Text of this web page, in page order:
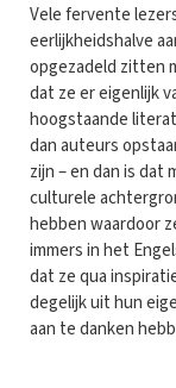
Vele fervente
eerlijkheidshalve
opgezadeld zitten
dat ze er eigenlijk
hoogstaande
dan auteurs
zijn – en dan is
culturele
hebben waardoor
immers in het
dat ze qua
degelijk uit hun
aan te danken